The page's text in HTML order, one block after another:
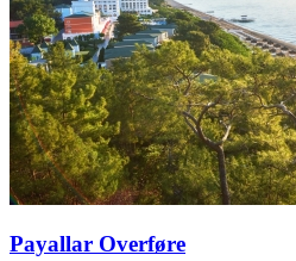
Payallar Overføre